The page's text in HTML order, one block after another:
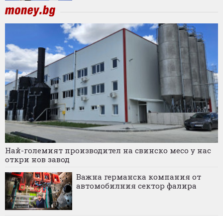
Най-големият производител на свинско месо у нас
откри нов завод
Важна германска компания от
автомобилния сектор фалира